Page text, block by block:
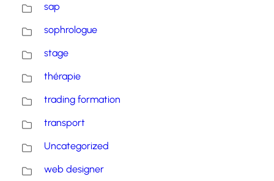
sap
sophrologue
stage
thérapie
trading formation
transport
Uncategorized
web designer